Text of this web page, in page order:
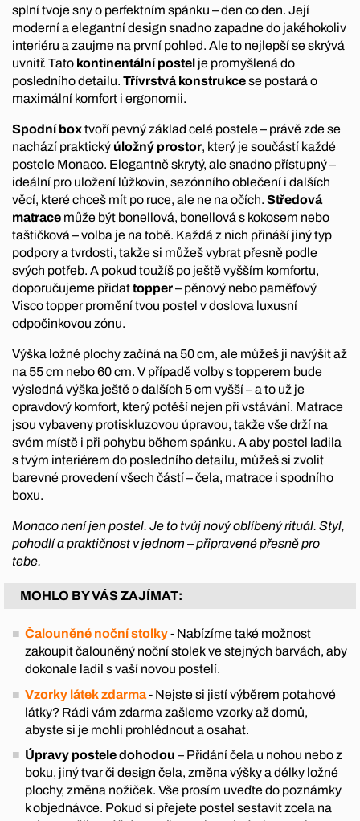
splní tvoje sny o perfektním spánku – den co den. Její
moderní a elegantní design snadno zapadne do jakéhokoliv
interiéru a zaujme na první pohled. Ale to nejlepší se skrývá
uvnitř. Tato kontinentální postel je promyšlená do
posledního detailu. Třívrstvá konstrukcese postará o
maximální komfort i ergonomii.
Spodní boxtvoří pevný základ celé postele – právě zde se
nachází praktický úložný prostor, který je součástí každé
postele Monaco. Elegantně skrytý, ale snadno přístupný –
ideální pro uložení lůžkovin, sezónního oblečení i dalších
věcí, které chceš mít po ruce, ale ne na očích. Středová
matrace může být bonellová, bonellová s kokosem nebo
taštičková – volba je na tobě. Každá z nich přináší jiný typ
podpory a tvrdosti, takže si můžeš vybrat přesně podle
svých potřeb. A pokud toužíš po ještě vyšším komfortu,
doporučujeme přidattopper– pěnový nebo paměťový
Visco topper promění tvou postel v doslova luxusní
odpočinkovou zónu.
Výška ložné plochy začíná na 50 cm, ale můžeš ji navýšit až
na 55 cm nebo 60 cm. V případě volby s topperem bude
výsledná výška ještě o dalších 5 cm vyšší – a to už je
opravdový komfort, který potěší nejen při vstávání. Matrace
jsou vybaveny protiskluzovou úpravou, takže vše drží na
svém místě i při pohybu během spánku. A aby postel ladila
s tvým interiérem do posledního detailu, můžeš si zvolit
barevné provedení všech částí – čela, matrace i spodního
boxu.
Monaco není jen postel. Je to tvůj nový oblíbený rituál. Styl,
pohodlí a praktičnost v jednom – připravené přesně pro
tebe.
MOHLO BY VÁS ZAJÍMAT:
Čalouněné noční stolky- Nabízíme také možnost
zakoupit čalouněný noční stolek ve stejných barvách, aby
dokonale ladil s vaší novou postelí.
Vzorky látek zdarma- Nejste si jistí výběrem potahové
látky? Rádi vám zdarma zašleme vzorky až domů,
abyste si je mohli prohlédnout a osahat.
Úpravy postele dohodou – Přidání čela u nohou nebo z
boku, jiný tvar či design čela, změna výšky a délky ložné
plochy, změna nožiček. Vše prosím uveďte do poznámky
k objednávce. Pokud si přejete postel sestavit zcela na